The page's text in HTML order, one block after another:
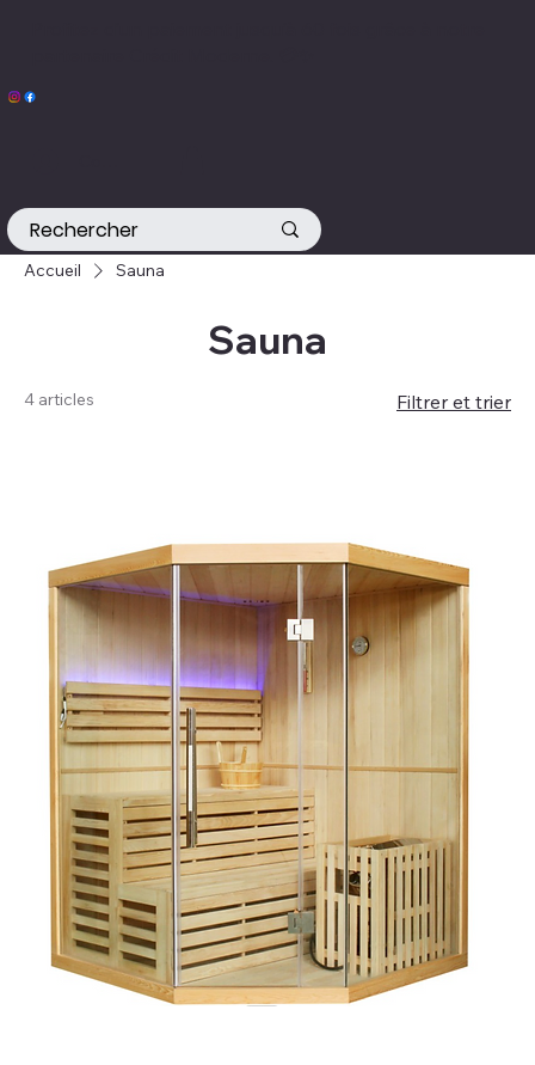
Accueil Sauna
Sauna
4 articles Filtrer et trier